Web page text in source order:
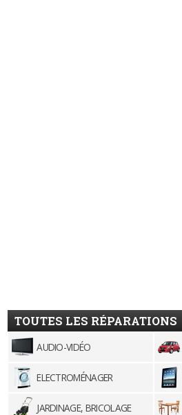
TOUTES LES RÉPARATIONS
AUDIO-VIDÉO
ELECTROMÉNAGER
JARDINAGE, BRICOLAGE